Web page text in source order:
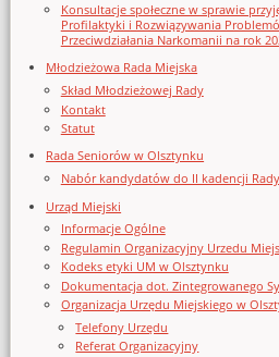
Konsultacje społeczne w sprawie
Profilaktyki i Rozwiązywania
Przeciwdziałania Narkomanii na rok
Młodzieżowa Rada Miejska
Skład Młodzieżowej Rady
Kontakt
Statut
Rada Seniorów w Olsztynku
Nabór kandydatów do II kadencji
Urząd Miejski
Informacje Ogólne
Regulamin Organizacyjny Urzedu
Kodeks etyki UM w Olsztynku
Dokumentacja dot. Zintegrowanego
Organizacja Urzędu Miejskiego w
Telefony Urzędu
Referat Organizacyjny